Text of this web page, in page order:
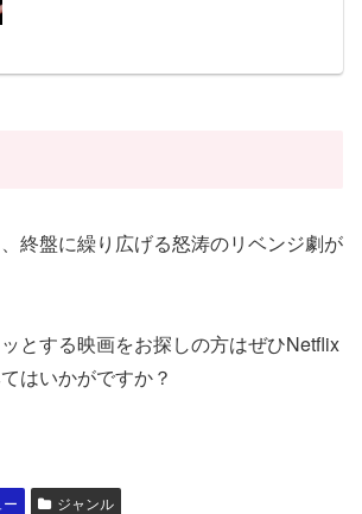
終盤に繰り広げる怒涛のリベンジ劇が
とする映画をお探しの方はぜひNetflix
はいかがですか？
ジャンル